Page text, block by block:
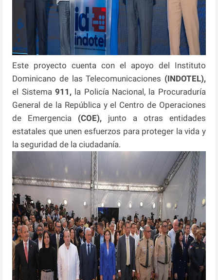
Este proyecto cuenta con el apoyo del Instituto
Dominicano de las Telecomunicaciones (INDOTEL),
el Sistema911, la Policía Nacional, la Procuraduría
General de la República y el Centro de Operaciones
de Emergencia (COE), junto a otras entidades
estatales que unen esfuerzos para proteger la vida y
la seguridad de la ciudadanía.